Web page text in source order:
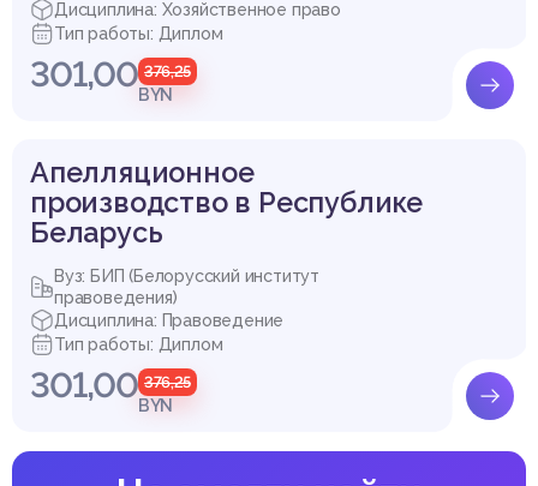
Дисциплина: Хозяйственное право
Тип работы: Диплом
301,00 376,25
BYN
Апелляционное
производство в Республике
Беларусь
Вуз: БИП (Белорусский институт
правоведения)
Дисциплина: Правоведение
Тип работы: Диплом
301,00 376,25
BYN